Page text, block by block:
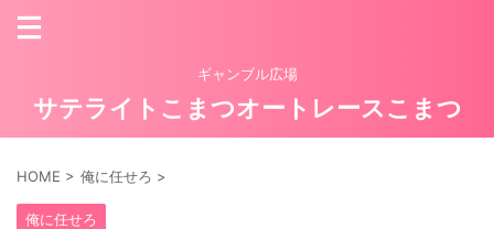
ギャンブル広場
サテライトこまつオートレースこまつ
HOME > 俺に任せろ >
俺に任せろ